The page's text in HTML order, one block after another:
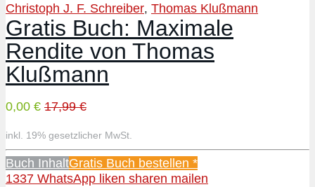
Christoph J. F. Schreiber, Thomas Klußmann
Gratis Buch: Maximale
Rendite von Thomas
Klußmann
0,00 € 17,99 €
inkl. 19% gesetzlicher MwSt.
Buch InhaltGratis Buch bestellen *
1337 WhatsApp liken sharen mailen